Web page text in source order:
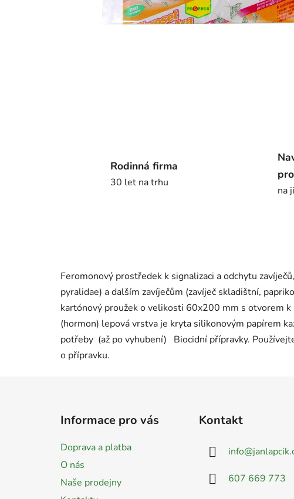
Rodinná firma
30 let na trhu
na
Feromonový prostředek k signalizaci a odchytu
pyralidae) a dalším zavíječům (zavíječ skladištní,
kartónový proužek o velikosti 60x200 mm s otvorem
(hormon) lepová vrstva je kryta silikonovým papírem
potřeby (až po vyhubení) Biocidní přípravky.
o přípravku.
Informace pro vás
Doprava a platba
O nás
Naše prodejny
Kontakt
info@
607 669 773